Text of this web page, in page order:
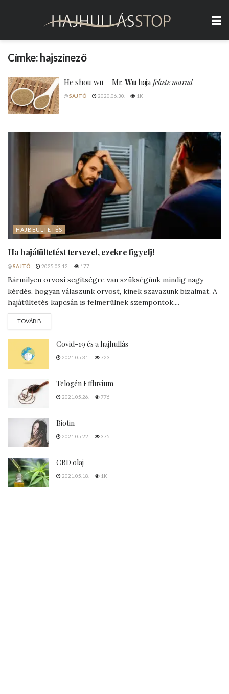
Címke: hajszínező
He shou wu – Mr. Wuhajafekete marad
@SAJTÓ 2020.06.30. 1K
HAJBEÜLTETÉS
Ha hajátültetést tervezel, ezekre figyelj!
@SAJTÓ 2025.03.12. 177
Bármilyen orvosi segítségre van szükségünk mindig nagy
kérdés, hogyan válaszunk orvost, kinek szavazunk bizalmat. A
hajátültetés kapcsán is felmerülnek szempontok,...
TOVÁBB
Covid-19 és a hajhullás
2021.05.31. 723
Telogén Effluvium
2021.05.26. 776
Biotin
2021.05.22. 375
CBD olaj
2021.05.18. 1K